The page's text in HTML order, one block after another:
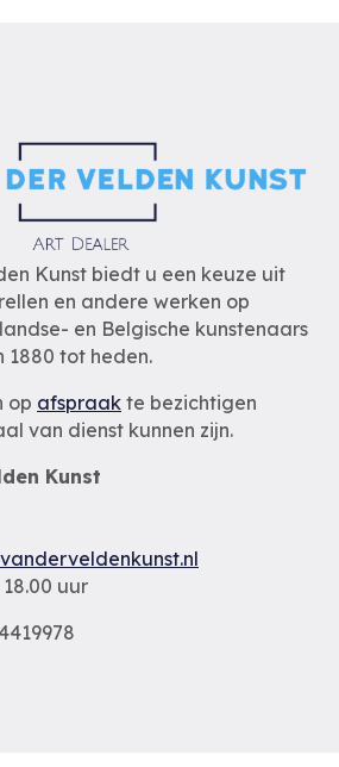
Kunst biedt u een keuze uit
en andere werken op
en Belgische kunstenaars
1880 tot heden.
op afspraak te bezichtigen
van dienst kunnen zijn.
Kunst
uur